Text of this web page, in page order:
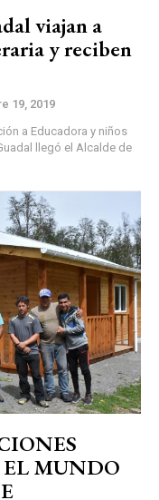
viajan a
y reciben
19, 2019
a Educadora y niños
MUNDO